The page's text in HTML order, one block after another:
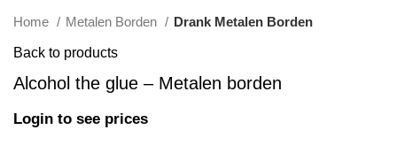
Home Metalen Borden Drank Metalen Borden
Back to products
Alcohol the glue – Metalen borden
Login to see prices